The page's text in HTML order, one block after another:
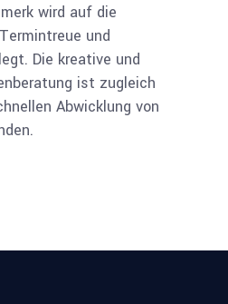
wird auf die
und
Die kreative und
ist zugleich
Abwicklung von